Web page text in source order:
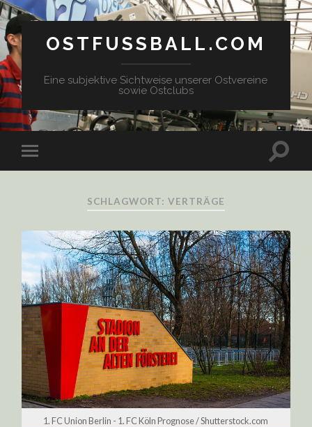
OSTFUSSBALL.COM
Eine subjektive Sichtweise unserer Ostvereine
sowie Ostclubs
SCHLAGWORT: VERTRÄGE
1. FC Union Berlin - 1. FC Köln Prognose / Shutterstock.com